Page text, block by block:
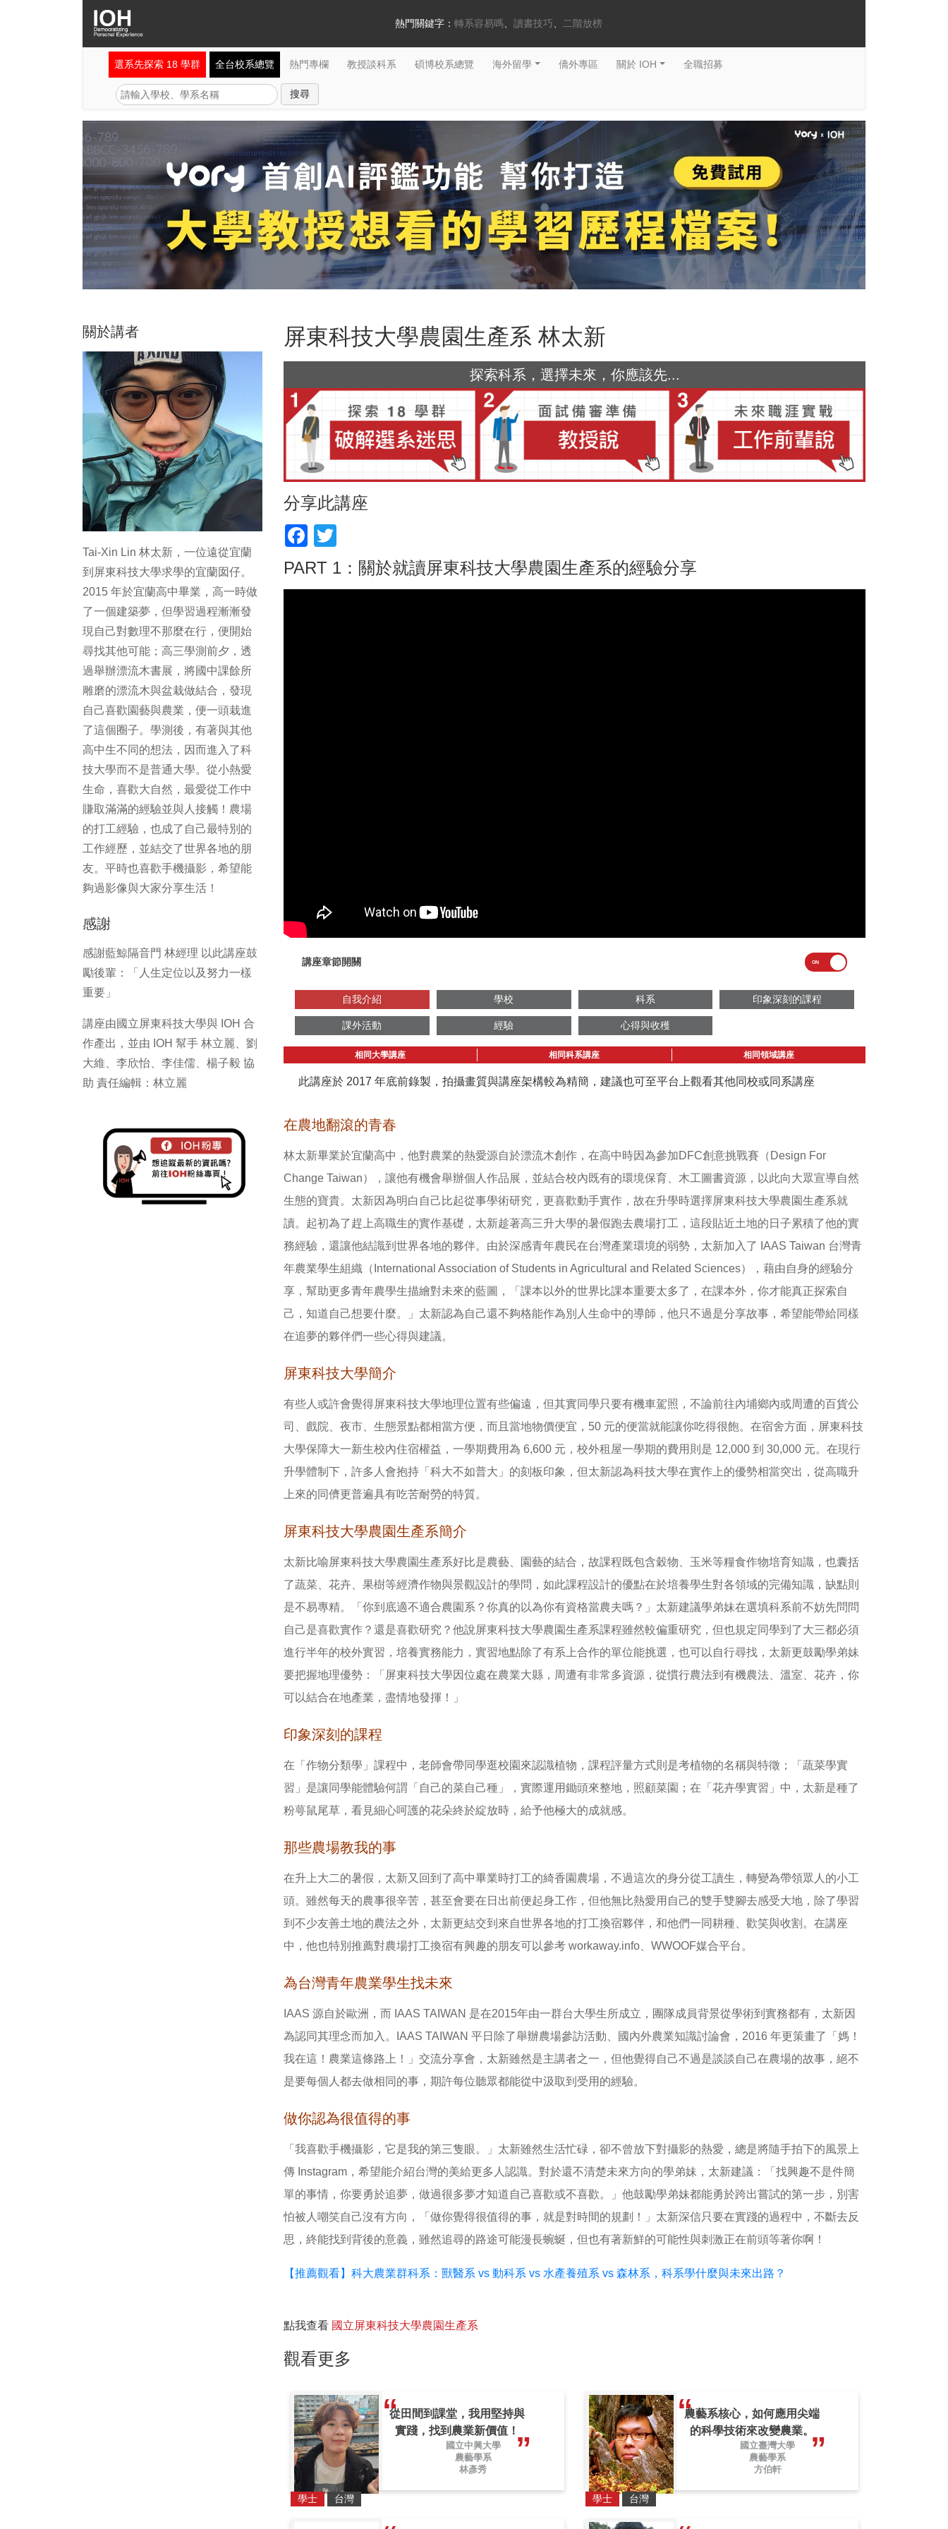
熱門關鍵字： 轉系容易嗎 讀書技巧 二階放榜
選系先探索 18 學群 全台校系總覽 熱門專欄 教授談科系 碩博校系總覽 海外留學 僑外專區 關於 IOH 全職招募
關於講者
Tai-Xin Lin 林太新，一位遠從宜蘭
到屏東科技大學求學的宜蘭囡仔。
2015 年於宜蘭高中畢業，高一時做
了一個建築夢，但學習過程漸漸發
現自己對數理不那麼在行，便開始
尋找其他可能；高三學測前夕，透
過舉辦漂流木書展，將國中課餘所
雕磨的漂流木與盆栽做結合，發現
自己喜歡園藝與農業，便一頭栽進
了這個圈子。學測後，有著與其他
高中生不同的想法，因而進入了科
技大學而不是普通大學。從小熱愛
生命，喜歡大自然，最愛從工作中
賺取滿滿的經驗並與人接觸！農場
的打工經驗，也成了自己最特別的
工作經歷，並結交了世界各地的朋
友。平時也喜歡手機攝影，希望能
夠過影像與大家分享生活！
感謝
感謝藍鯨隔音門 林經理 以此講座鼓
勵後輩：「人生定位以及努力一樣
重要」
講座由國立屏東科技大學與 IOH 合
作產出，並由 IOH 幫手 林立麗、劉
大維、李欣怡、李佳儒、楊子毅 協
助 責任編輯：林立麗
屏東科技大學農園生產系 林太新
探索科系，選擇未來，你應該先...
分享此講座
Facebook
PART 1：關於就讀屏東科技大學農園生產系的經驗分享
講座章節開關
自我介紹 學校 科系 印象深刻的課程
課外活動 經驗 心得與收穫
相同大學講座 相同科系講座 相同領域講座
此講座於 2017 年底前錄製，拍攝畫質與講座架構較為精簡，建議也可至平台上觀看其他同校或同系講座
在農地翻滾的青春
林太新畢業於宜蘭高中，他對農業的熱愛源自於漂流木創作，在高中時因為參加DFC創意挑戰賽（Design For
Change Taiwan），讓他有機會舉辦個人作品展，並結合校內既有的環境保育、木工圖書資源，以此向大眾宣導自然
生態的寶貴。太新因為明白自己比起從事學術研究，更喜歡動手實作，故在升學時選擇屏東科技大學農園生產系就
讀。起初為了趕上高職生的實作基礎，太新趁著高三升大學的暑假跑去農場打工，這段貼近土地的日子累積了他的實
務經驗，還讓他結識到世界各地的夥伴。由於深感青年農民在台灣產業環境的弱勢，太新加入了 IAAS Taiwan 台灣青
年農業學生組織（International Association of Students in Agricultural and Related Sciences），藉由自身的經驗分
享，幫助更多青年農學生描繪對未來的藍圖，「課本以外的世界比課本重要太多了，在課本外，你才能真正探索自
己，知道自己想要什麼。」太新認為自己還不夠格能作為別人生命中的導師，他只不過是分享故事，希望能帶給同樣
在追夢的夥伴們一些心得與建議。
屏東科技大學簡介
有些人或許會覺得屏東科技大學地理位置有些偏遠，但其實同學只要有機車駕照，不論前往內埔鄉內或周遭的百貨公
司、戲院、夜市、生態景點都相當方便，而且當地物價便宜，50 元的便當就能讓你吃得很飽。在宿舍方面，屏東科技
大學保障大一新生校內住宿權益，一學期費用為 6,600 元，校外租屋一學期的費用則是 12,000 到 30,000 元。在現行
升學體制下，許多人會抱持「科大不如普大」的刻板印象，但太新認為科技大學在實作上的優勢相當突出，從高職升
上來的同儕更普遍具有吃苦耐勞的特質。
屏東科技大學農園生產系簡介
太新比喻屏東科技大學農園生產系好比是農藝、園藝的結合，故課程既包含穀物、玉米等糧食作物培育知識，也囊括
了蔬菜、花卉、果樹等經濟作物與景觀設計的學問，如此課程設計的優點在於培養學生對各領域的完備知識，缺點則
是不易專精。「你到底適不適合農園系？你真的以為你有資格當農夫嗎？」太新建議學弟妹在選填科系前不妨先問問
自己是喜歡實作？還是喜歡研究？他說屏東科技大學農園生產系課程雖然較偏重研究，但也規定同學到了大三都必須
進行半年的校外實習，培養實務能力，實習地點除了有系上合作的單位能挑選，也可以自行尋找，太新更鼓勵學弟妹
要把握地理優勢：「屏東科技大學因位處在農業大縣，周遭有非常多資源，從慣行農法到有機農法、溫室、花卉，你
可以結合在地產業，盡情地發揮！」
印象深刻的課程
在「作物分類學」課程中，老師會帶同學逛校園來認識植物，課程評量方式則是考植物的名稱與特徵；「蔬菜學實
習」是讓同學能體驗何謂「自己的菜自己種」，實際運用鋤頭來整地，照顧菜園；在「花卉學實習」中，太新是種了
粉萼鼠尾草，看見細心呵護的花朵終於綻放時，給予他極大的成就感。
那些農場教我的事
在升上大二的暑假，太新又回到了高中畢業時打工的綺香園農場，不過這次的身分從工讀生，轉變為帶領眾人的小工
頭。雖然每天的農事很辛苦，甚至會要在日出前便起身工作，但他無比熱愛用自己的雙手雙腳去感受大地，除了學習
到不少友善土地的農法之外，太新更結交到來自世界各地的打工換宿夥伴，和他們一同耕種、歡笑與收割。在講座
中，他也特別推薦對農場打工換宿有興趣的朋友可以參考 workaway.info、WWOOF媒合平台。
為台灣青年農業學生找未來
IAAS 源自於歐洲，而 IAAS TAIWAN 是在2015年由一群台大學生所成立，團隊成員背景從學術到實務都有，太新因
為認同其理念而加入。IAAS TAIWAN 平日除了舉辦農場參訪活動、國內外農業知識討論會，2016 年更策畫了「媽！
我在這！農業這條路上！」交流分享會，太新雖然是主講者之一，但他覺得自己不過是談談自己在農場的故事，絕不
是要每個人都去做相同的事，期許每位聽眾都能從中汲取到受用的經驗。
做你認為很值得的事
「我喜歡手機攝影，它是我的第三隻眼。」太新雖然生活忙碌，卻不曾放下對攝影的熱愛，總是將隨手拍下的風景上
傳 Instagram，希望能介紹台灣的美給更多人認識。對於還不清楚未來方向的學弟妹，太新建議：「找興趣不是件簡
單的事情，你要勇於追夢，做過很多夢才知道自己喜歡或不喜歡。」他鼓勵學弟妹都能勇於跨出嘗試的第一步，別害
怕被人嘲笑自己沒有方向，「做你覺得很值得的事，就是對時間的規劃！」太新深信只要在實踐的過程中，不斷去反
思，終能找到背後的意義，雖然追尋的路途可能漫長蜿蜒，但也有著新鮮的可能性與刺激正在前頭等著你啊！
【推薦觀看】科大農業群科系：獸醫系 vs 動科系 vs 水產養殖系 vs 森林系，科系學什麼與未來出路？
點我查看 國立屏東科技大學農園生產系
觀看更多
從田間到課堂，我用堅持與
實踐，找到農業新價值！
國立中興大學
農藝學系
林彥秀
學士 台灣
農藝系核心，如何應用尖端
的科學技術來改變農業。
國立臺灣大學
農藝學系
方伯軒
學士 台灣